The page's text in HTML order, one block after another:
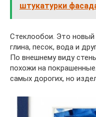
штукатурки
Стеклообои. Это новый
глина, песок, вода и
По внешнему виду
похожи на
самых дорогих, но